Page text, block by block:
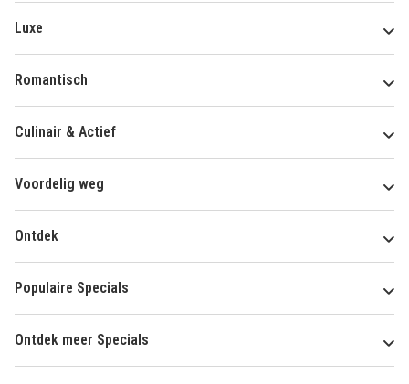
Luxe
Romantisch
Culinair & Actief
Voordelig weg
Ontdek
Populaire Specials
Ontdek meer Specials